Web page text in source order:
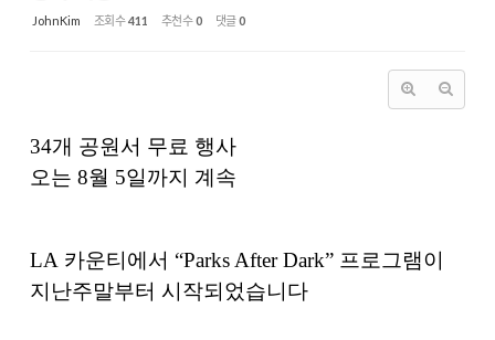
JohnKim 조회 수411 추천 수0 댓글0
34개 공원서 무료 행사
오는 8월 5일까지 계속
LA 카운티에서 “Parks After Dark” 프로그램이
지난주말부터 시작되었습니다